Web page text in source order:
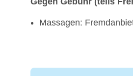
Massagen: